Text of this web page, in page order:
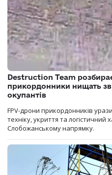
Destruction Team
прикордонники нищать
окупантів
FPV-дрони прикордонників
техніку, укриття та логістичний
Слобожанському напрямку.